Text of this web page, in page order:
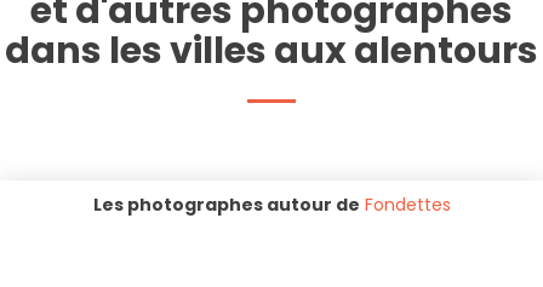
et d'autres photographes
dans les villes aux alentours
Les photographes autour de Fondettes